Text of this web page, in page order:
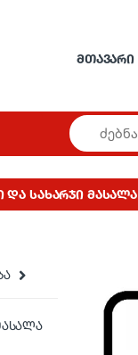
ᲛᲗᲐᲕᲐᲠᲘ
და სახარჯი მასალა